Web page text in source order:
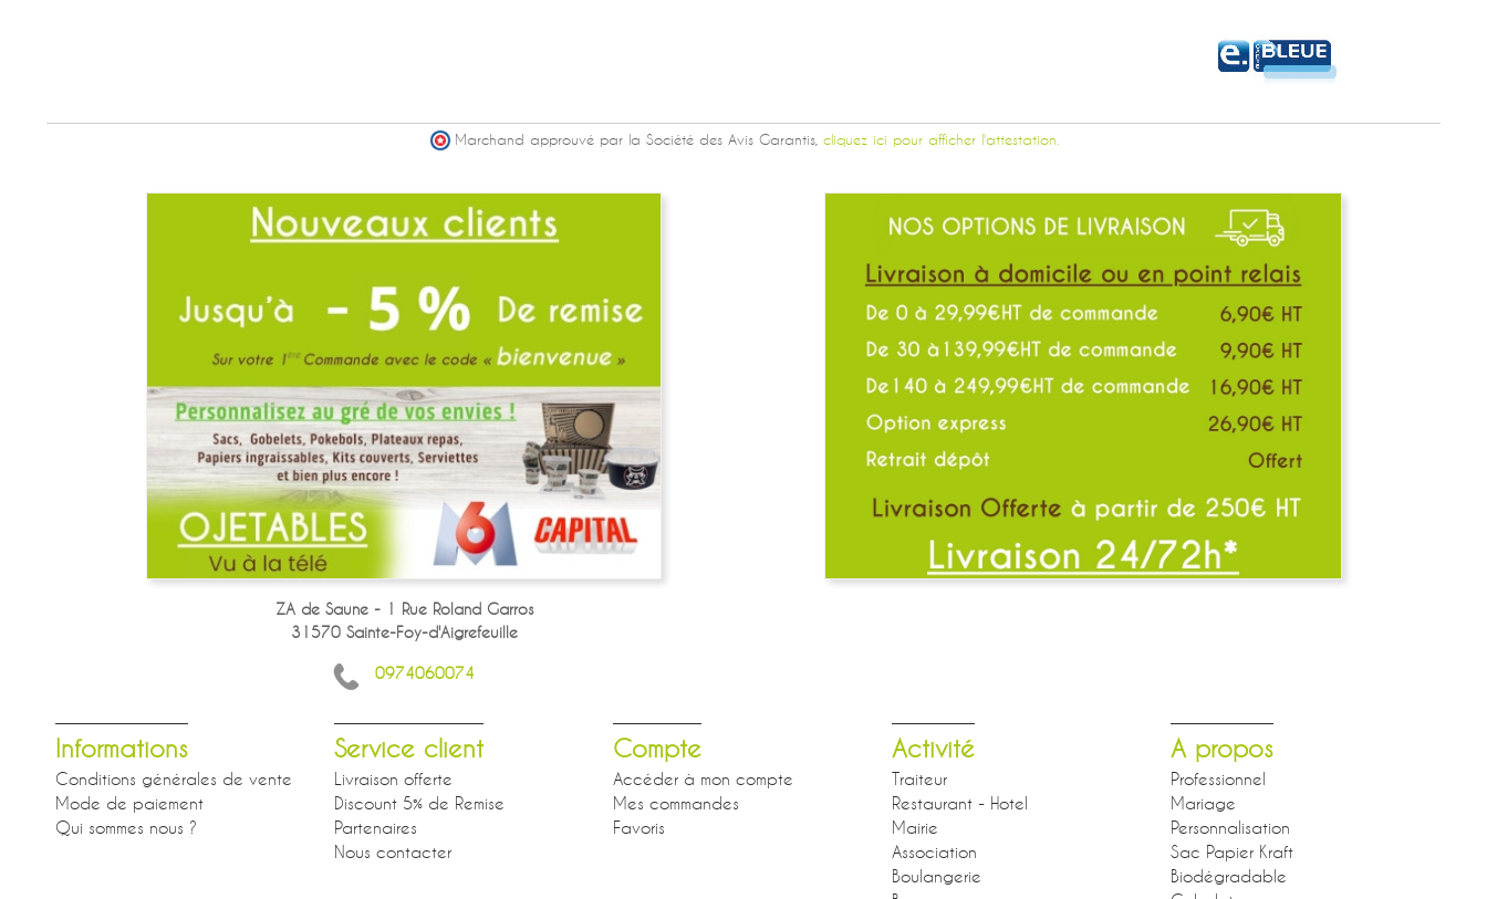
Marchand approuvé par la Société des Avis Garantis, cliquez ici pour afficher l'attestation.
ZA de Saune - 1 Rue Roland Garros
31570 Sainte-Foy-d'Aigrefeuille
0974060074
Informations
Conditions générales de vente
Mode de paiement
Qui sommes nous ?
Service client
Livraison offerte
Discount 5% de Remise
Partenaires
Nous contacter
Compte
Accéder à mon compte
Mes commandes
Favoris
Activité
Traiteur
Restaurant - Hotel
Mairie
Association
Boulangerie
A propos
Professionnel
Mariage
Personnalisation
Sac Papier Kraft
Biodégradable